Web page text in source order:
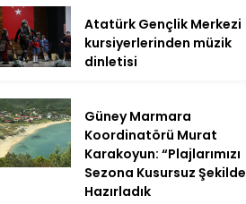
Atatürk Gençlik Merkezi
kursiyerlerinden müzik
dinletisi
Güney Marmara
Koordinatörü Murat
Karakoyun: “Plajlarımızı
Sezona Kusursuz Şekilde
Hazırladık